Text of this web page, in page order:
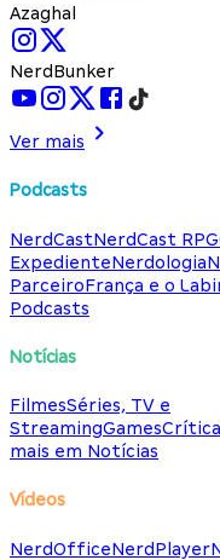
Azaghal
NerdBunker
Ver mais
Podcasts
NerdCastNerdCast RPG
ExpedienteNerdologia
ParceiroFrança e o
Podcasts
Notícias
FilmesSéries, TV e
StreamingGames
mais em Notícias
Vídeos
NerdOfficeNerdPlayer